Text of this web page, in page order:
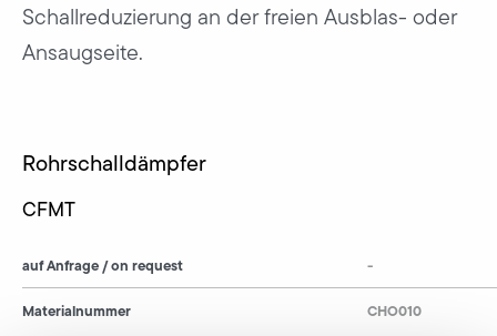
Schallreduzierung an der freien Ausblas- oder
Ansaugseite.
Rohrschalldämpfer
CFMT
auf Anfrage / on request
Materialnummer
-
CHO010